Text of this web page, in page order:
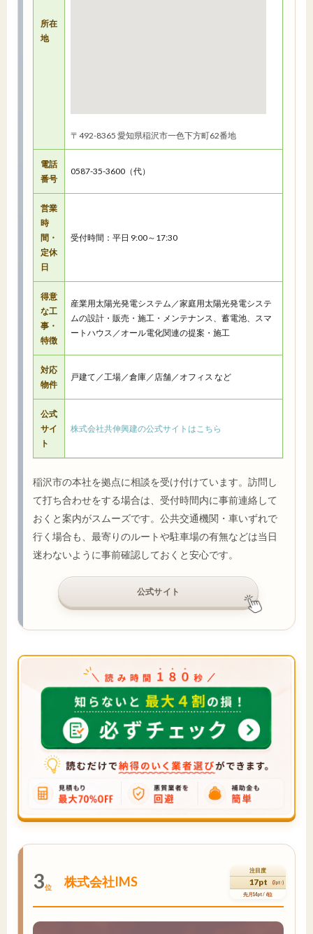
所在
地
〒492-8365 愛知県稲沢市一色下方町62番地
電話
番号
0587-35-3600（代）
営業
時
間・
定休
日
受付時間：平日 9:00～17:30
得意
な工
事・
特徴
産業用太陽光発電システム／家庭用太陽光発電システ
ムの設計・販売・施工・メンテナンス、蓄電池、スマ
ートハウス／オール電化関連の提案・施工
対応
物件
戸建て／工場／倉庫／店舗／オフィス など
公式
サイ
ト
株式会社共伸興建の公式サイトはこちら
稲沢市の本社を拠点に相談を受け付けています。訪問し
て打ち合わせをする場合は、受付時間内に事前連絡して
おくと案内がスムーズです。公共交通機関・車いずれで
行く場合も、最寄りのルートや駐車場の有無などは当日
迷わないように事前確認しておくと安心です。
公式サイト
3位 株式会社IMS
注目度
17pt (3pt↑)
先月14pt / 6位